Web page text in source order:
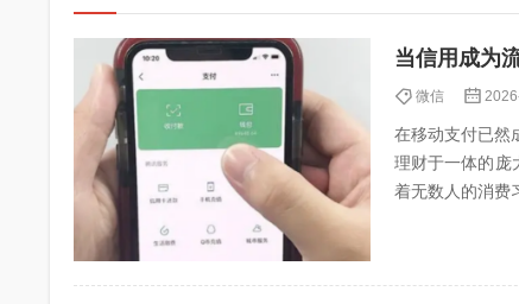
当信用成为
微信
在移动支付已然
理财于一体的庞
着无数人的消费